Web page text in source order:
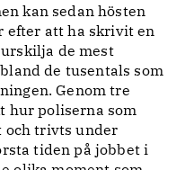
kan sedan hösten
efter att ha skrivit en
de mest
de tusentals som
Genom tre
hur poliserna som
och trivts under
tiden på jobbet i